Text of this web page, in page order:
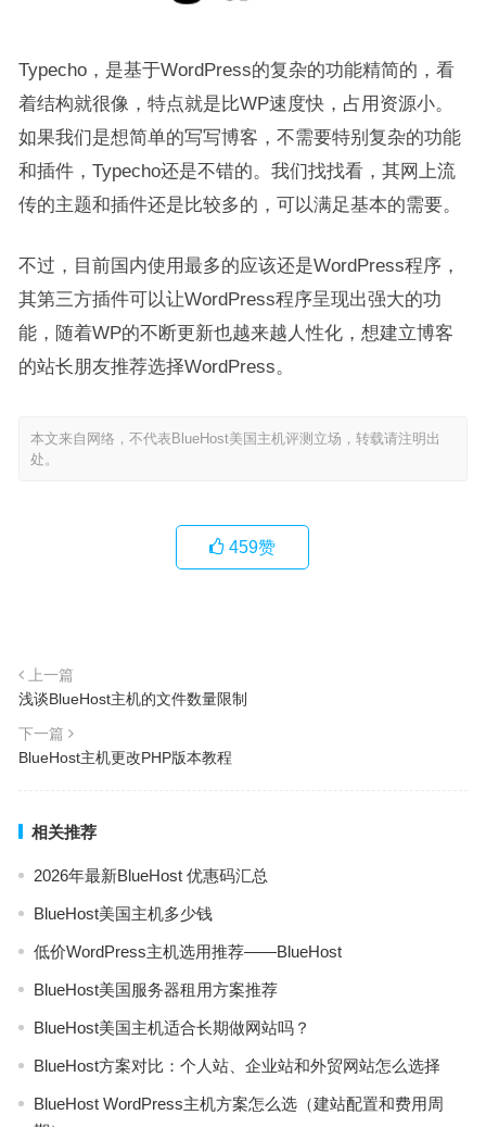
Typecho，是基于WordPress的复杂的功能精简的，看
着结构就很像，特点就是比WP速度快，占用资源小。
如果我们是想简单的写写博客，不需要特别复杂的功能
和插件，Typecho还是不错的。我们找找看，其网上流
传的主题和插件还是比较多的，可以满足基本的需要。
不过，目前国内使用最多的应该还是WordPress程序，
其第三方插件可以让WordPress程序呈现出强大的功
能，随着WP的不断更新也越来越人性化，想建立博客
的站长朋友推荐选择WordPress。
本文来自网络，不代表BlueHost美国主机评测立场，转载请注明出
处。
459赞
上一篇
浅谈BlueHost主机的文件数量限制
下一篇
BlueHost主机更改PHP版本教程
相关推荐
2026年最新BlueHost 优惠码汇总
BlueHost美国主机多少钱
低价WordPress主机选用推荐——BlueHost
BlueHost美国服务器租用方案推荐
BlueHost美国主机适合长期做网站吗？
BlueHost方案对比：个人站、企业站和外贸网站怎么选择
BlueHost WordPress主机方案怎么选（建站配置和费用周